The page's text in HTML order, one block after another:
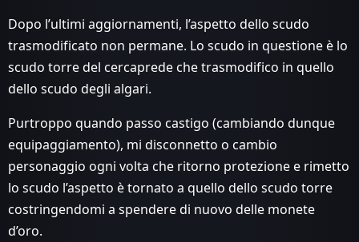
Dopo l’ultimi aggiornamenti, l’aspetto dello scudo
trasmodificato non permane. Lo scudo in questione è lo
scudo torre del cercaprede che trasmodifico in quello
dello scudo degli algari.
Purtroppo quando passo castigo (cambiando dunque
equipaggiamento), mi disconnetto o cambio
personaggio ogni volta che ritorno protezione e rimetto
lo scudo l’aspetto è tornato a quello dello scudo torre
costringendomi a spendere di nuovo delle monete
d’oro.